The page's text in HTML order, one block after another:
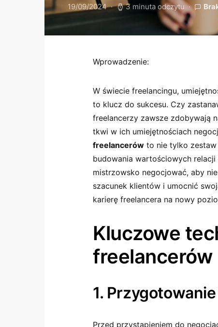
19/09/2024 3 minuta odczytu
Wprowadzenie:
W świecie freelancingu,
to klucz do sukcesu. Czy
freelancerzy zawsze zdobywają
tkwi w ich umiejętnościach
freelancerów to nie tylko
budowania wartościowych
mistrzowsko negocjować, aby
szacunek klientów i umocnić
karierę freelancera na nowy
Kluczowe
freelancerów
1.
Przed przystąpieniem do